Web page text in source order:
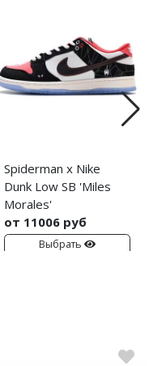
Spiderman x Nike
Dunk Low SB 'Miles
Morales'
от 11006 руб
Выбрать